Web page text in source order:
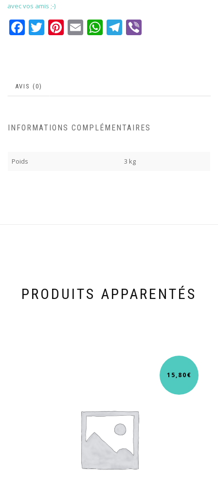
avec vos amis ;-)
Facebook
Twitter
Pinterest
EmailWhatsApp
Telegram
AVIS (0)
INFORMATIONS COMPLÉMENTAIRES
Poids 3 kg
PRODUITS APPARENTÉS
15,80€